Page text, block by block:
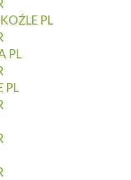
PL
PL
PL